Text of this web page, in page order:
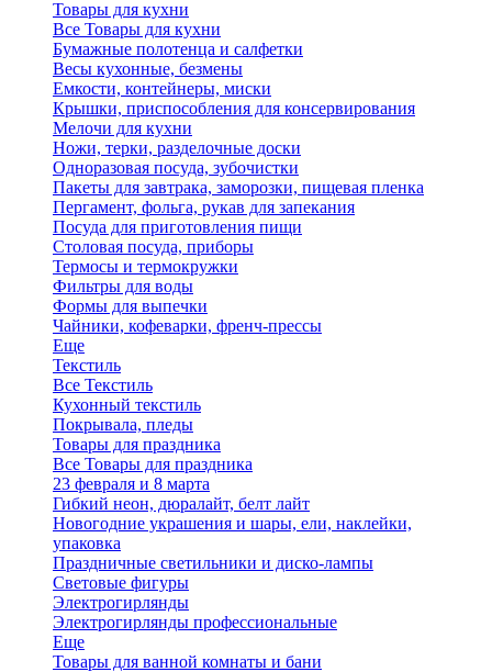
Товары для кухни
Все Товары для кухни
Бумажные полотенца и салфетки
Весы кухонные, безмены
Емкости, контейнеры, миски
Крышки, приспособления для консервирования
Мелочи для кухни
Ножи, терки, разделочные доски
Одноразовая посуда, зубочистки
Пакеты для завтрака, заморозки, пищевая пленка
Пергамент, фольга, рукав для запекания
Посуда для приготовления пищи
Столовая посуда, приборы
Термосы и термокружки
Фильтры для воды
Формы для выпечки
Чайники, кофеварки, френч-прессы
Еще
Текстиль
Все Текстиль
Кухонный текстиль
Покрывала, пледы
Товары для праздника
Все Товары для праздника
23 февраля и 8 марта
Гибкий неон, дюралайт, белт лайт
Новогодние украшения и шары, ели, наклейки,
упаковка
Праздничные светильники и диско-лампы
Световые фигуры
Электрогирлянды
Электрогирлянды профессиональные
Еще
Товары для ванной комнаты и бани